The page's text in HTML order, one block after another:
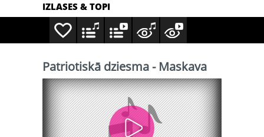
IZLASES & TOPI
Patriotiskā dziesma - Maskava